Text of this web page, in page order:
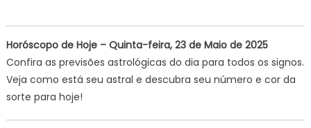
Horóscopo de Hoje – Quinta-feira, 23 de Maio de 2025
Confira as previsões astrológicas do dia para todos os signos.
Veja como está seu astral e descubra seu número e cor da
sorte para hoje!